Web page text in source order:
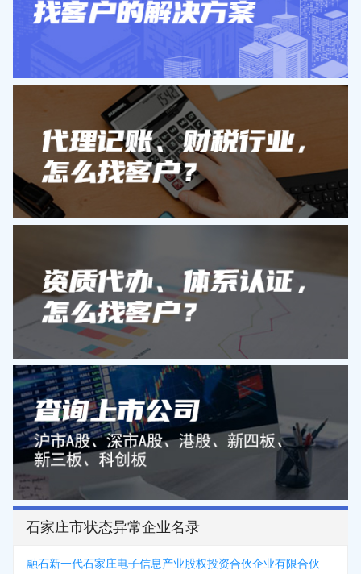
石家庄市状态异常企业名录
融石新一代石家庄电子信息产业股权投资合伙企业有限合伙